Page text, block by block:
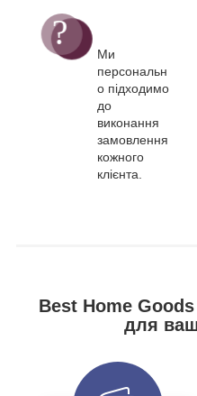
Ми
персональн
о підходимо
до
виконання
замовлення
кожного
клієнта.
Best Home
для